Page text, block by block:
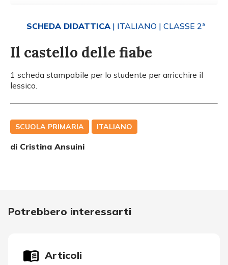
SCHEDA DIDATTICA | ITALIANO | CLASSE 2ª
Il castello delle fiabe
1 scheda stampabile per lo studente per arricchire il
lessico.
SCUOLA PRIMARIA ITALIANO
di Cristina Ansuini
Potrebbero interessarti
Articoli